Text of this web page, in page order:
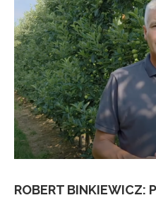
ROBERT BINKIEWICZ: